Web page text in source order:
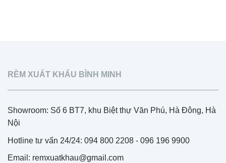
RÈM XUẤT KHẨU BÌNH MINH
Showroom: Số 6 BT7, khu Biệt thự Văn Phú, Hà Đông, Hà
Nội
Hotline tư vấn 24/24: 094 800 2208 - 096 196 9900
Email: remxuatkhau@gmail.com